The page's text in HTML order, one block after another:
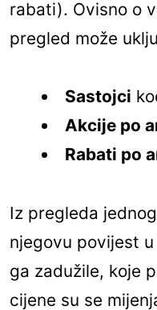
rabati). Ovisno o
pregled može
Sastojci
Akcije po
Rabati po
Iz pregleda
njegovu povijest
ga zadužile, koje
cijene su se